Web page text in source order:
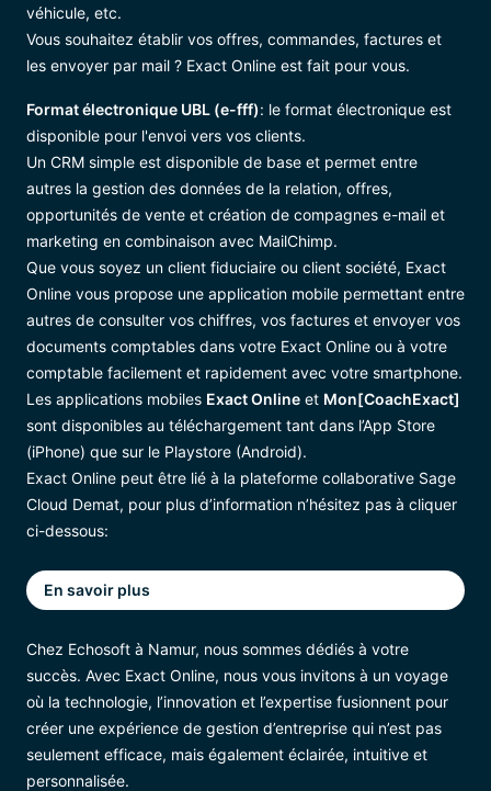
véhicule, etc.
Vous souhaitez établir vos offres, commandes, factures et
les envoyer par mail ? Exact Online est fait pour vous.
Format électronique UBL (e-fff): le format électronique est
disponible pour l'envoi vers vos clients.
Un CRM simple est disponible de base et permet entre
autres la gestion des données de la relation, offres,
opportunités de vente et création de compagnes e-mail et
marketing en combinaison avec MailChimp.
Que vous soyez un client fiduciaire ou client société, Exact
Online vous propose une application mobile permettant entre
autres de consulter vos chiffres, vos factures et envoyer vos
documents comptables dans votre Exact Online ou à votre
comptable facilement et rapidement avec votre smartphone.
Les applications mobiles Exact Online et Mon[CoachExact]
sont disponibles au téléchargement tant dans l’App Store
(iPhone) que sur le Playstore (Android).
Exact Online peut être lié à la plateforme collaborative Sage
Cloud Demat, pour plus d’information n’hésitez pas à cliquer
ci-dessous:
En savoir plus
Chez Echosoft à Namur, nous sommes dédiés à votre
succès. Avec Exact Online, nous vous invitons à un voyage
où la technologie, l’innovation et l’expertise fusionnent pour
créer une expérience de gestion d’entreprise qui n’est pas
seulement efficace, mais également éclairée, intuitive et
personnalisée.